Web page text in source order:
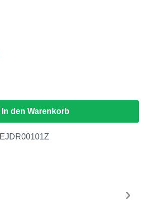
In den Warenkorb
EJDR00101Z